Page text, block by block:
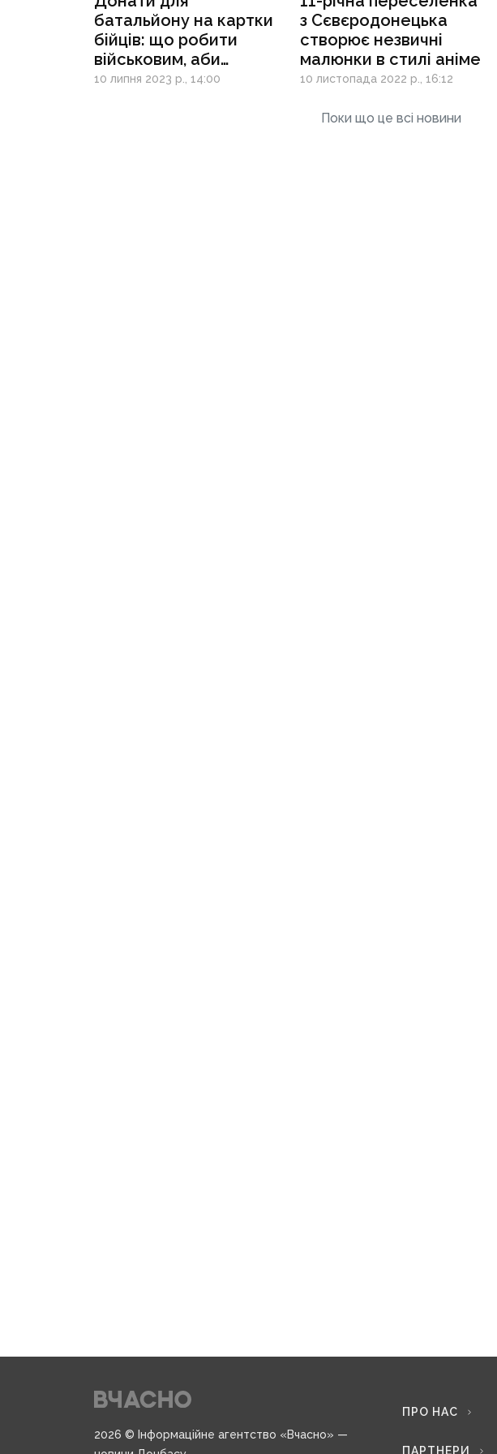
батальйону на картки
бійців: що робити
військовим, аби
не мати проблем із
10 липня 2023 р., 14:00
з Сєвєродонецька
створює незвичні
малюнки в стилі аніме
10 листопада 2022 р., 16:12
Поки що це всі новини
2026 © Інформаційне агентство «Вчасно» —
ПРО НАС
ПАРТНЕРИ